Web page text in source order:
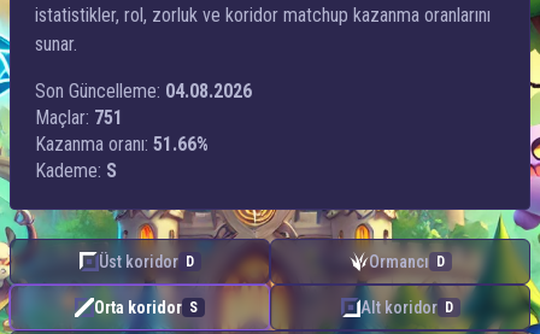
istatistikler, rol, zorluk ve koridor matchup kazanma oranlarını
sunar.
Son Güncelleme: 04.08.2026
Maçlar: 751
Kazanma oranı: 51.66%
Kademe: S
Üst koridor D Ormancı D
Orta koridor S Alt koridor D